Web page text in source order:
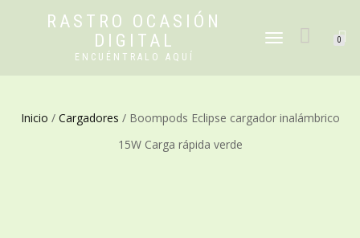
RASTRO OCASIÓN
DIGITAL
ENCUÉNTRALO AQUÍ
CAMBIAR
0
Inicio / Cargadores / Boompods Eclipse cargador inalámbrico
15W Carga rápida verde